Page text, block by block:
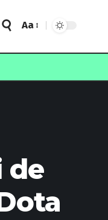
Font
Resizer
Aa
de